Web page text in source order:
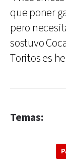
que poner
pero
sostuvo
Toritos es
Temas: